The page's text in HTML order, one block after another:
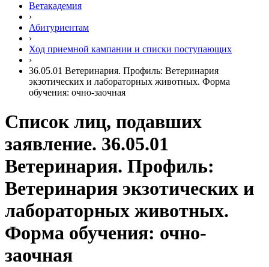
Ветакадемия
›
Абитуриентам
›
Ход приемной кампании и списки поступающих
›
36.05.01 Ветеринария. Профиль: Ветеринария
экзотических и лабораторных животных. Форма
обучения: очно-заочная
Список лиц, подавших
заявление. 36.05.01
Ветеринария. Профиль:
Ветеринария экзотических и
лабораторных животных.
Форма обучения: очно-
заочная